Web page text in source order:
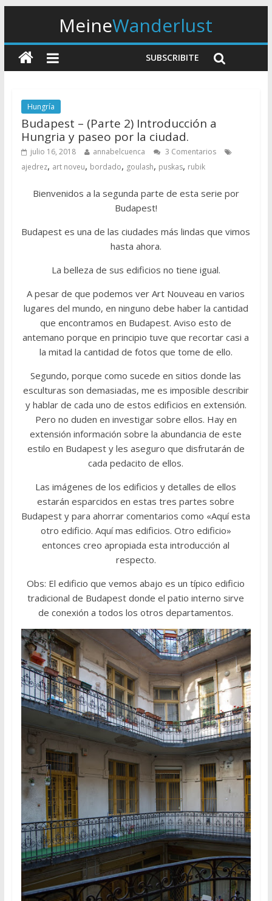
MeineWanderlust
SUBSCRIBITE
Hungría
Budapest – (Parte 2) Introducción a
Hungria y paseo por la ciudad.
julio 16, 2018 annabelcuenca
3 Comentarios
ajedrez, art noveu, bordado, goulash, puskas, rubik
Bienvenidos a la segunda parte de esta serie por
Budapest!
Budapest es una de las ciudades más lindas que vimos
hasta ahora.
La belleza de sus edificios no tiene igual.
A pesar de que podemos ver Art Nouveau en varios
lugares del mundo, en ninguno debe haber la cantidad
que encontramos en Budapest. Aviso esto de
antemano porque en principio tuve que recortar casi a
la mitad la cantidad de fotos que tome de ello.
Segundo, porque como sucede en sitios donde las
esculturas son demasiadas, me es imposible describir
y hablar de cada uno de estos edificios en extensión.
Pero no duden en investigar sobre ellos. Hay en
extensión información sobre la abundancia de este
estilo en Budapest y les aseguro que disfrutarán de
cada pedacito de ellos.
Las imágenes de los edificios y detalles de ellos
estarán esparcidos en estas tres partes sobre
Budapest y para ahorrar comentarios como «Aquí esta
otro edificio. Aquí mas edificios. Otro edificio»
entonces creo apropiada esta introducción al
respecto.
Obs: El edificio que vemos abajo es un típico edificio
tradicional de Budapest donde el patio interno sirve
de conexión a todos los otros departamentos.